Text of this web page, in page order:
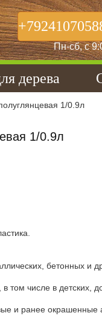
Пн-сб, с
дерева
1/0.9л
1/0.9л
бетонных и
том числе в детских,
и ранее окрашенные